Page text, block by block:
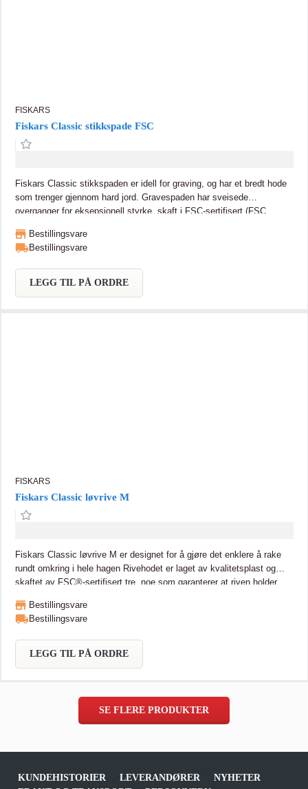
FISKARS
Fiskars Classic stikkspade FSC
Fiskars Classic stikkspaden er idell for graving, og har et bredt hode
som trenger gjennom hard jord. Gravespaden har sveisede
overganger for eksepsjonell styrke, skaft i FSC-sertifisert (FSC
hender av alle størrelser, både med og uten hansker. Autentisk og
slitesterkt - grav med Fiskars Classic.
Bestillingsvare
Bestillingsvare
LEGG TIL PÅ ORDRE
FISKARS
Fiskars Classic løvrive M
Fiskars Classic løvrive M er designet for å gjøre det enklere å rake
rundt omkring i hele hagen Rivehodet er laget av kvalitetsplast og
skaftet av FSC®-sertifisert tre, noe som garanterer at riven holder
fast mens du raker​ 170 cm lang​ 23 tinder
Bestillingsvare
Bestillingsvare
LEGG TIL PÅ ORDRE
SE FLERE PRODUKTER
KUNDEHISTORIER LEVERANDØRER
NYHETER